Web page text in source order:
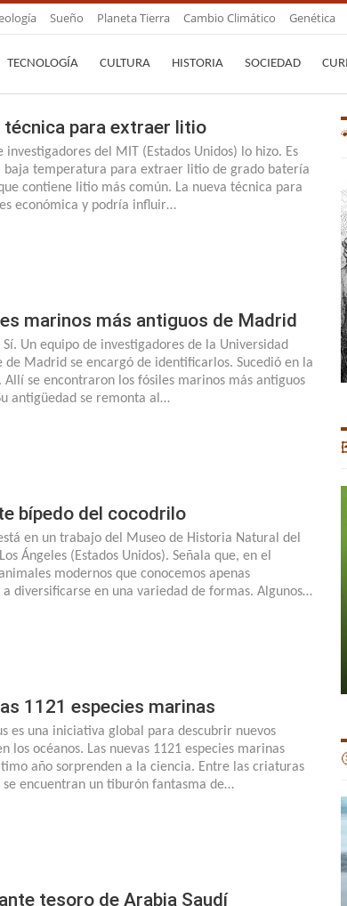
Sueño Planeta Tierra Cambio Climático Genética
TECNOLOGÍA CULTURA HISTORIA SOCIEDAD
técnica para extraer litio
investigadores del MIT (Estados Unidos) lo hizo. Es
baja temperatura para extraer litio de grado batería
contiene litio más común. La nueva técnica para
económica y podría influir…
marinos más antiguos de Madrid
Sí. Un equipo de investigadores de la Universidad
de Madrid se encargó de identificarlos. Sucedió en la
Allí se encontraron los fósiles marinos más antiguos
antigüedad se remonta al…
bípedo del cocodrilo
en un trabajo del Museo de Historia Natural del
Ángeles (Estados Unidos). Señala que, en el
animales modernos que conocemos apenas
a diversificarse en una variedad de formas. Algunos…
1121 especies marinas
es una iniciativa global para descubrir nuevos
los océanos. Las nuevas 1121 especies marinas
año sorprenden a la ciencia. Entre las criaturas
se encuentran un tiburón fantasma de…
tesoro de Arabia Saudí